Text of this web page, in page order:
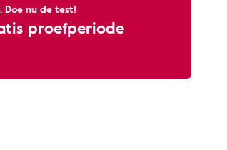
nu de test!
proefperiode